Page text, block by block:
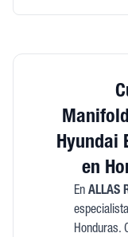
Hyundai
en
En ALLAS
Honduras.